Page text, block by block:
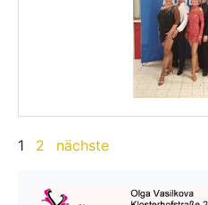
1 2 nächste